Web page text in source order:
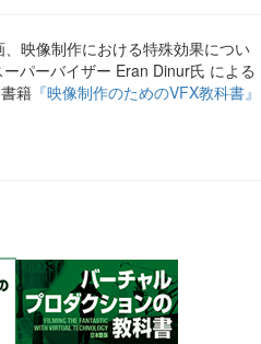
、映像制作における特殊効果につい
パーバイザー Eran Dinur氏 による
籍 『映像制作のためのVFX教科書』